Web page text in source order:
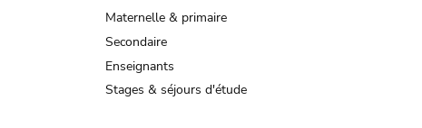
Maternelle & primaire
Secondaire
Enseignants
Stages & séjours d'étude